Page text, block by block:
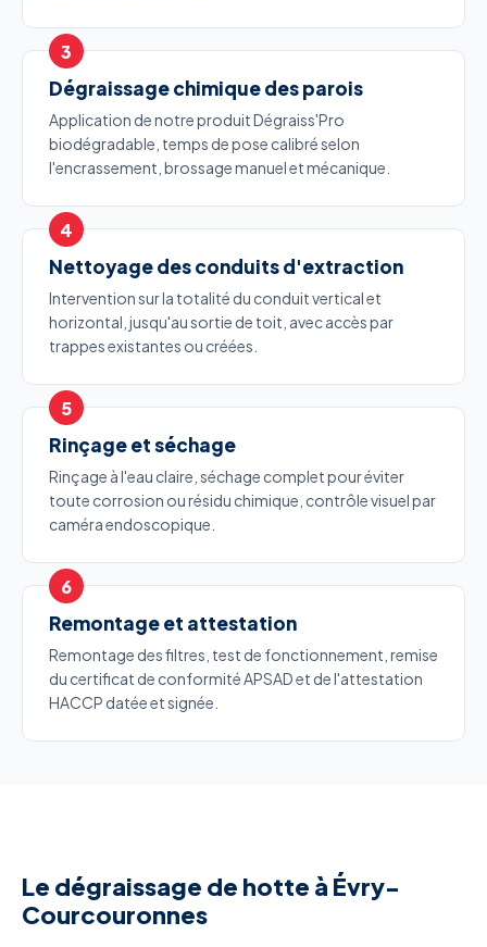
Dégraissage chimique des parois
Application de notre produit Dégraiss'Pro
biodégradable, temps de pose calibré selon
l'encrassement, brossage manuel et mécanique.
Nettoyage des conduits d'extraction
Intervention sur la totalité du conduit vertical et
horizontal, jusqu'au sortie de toit, avec accès par
trappes existantes ou créées.
Rinçage et séchage
Rinçage à l'eau claire, séchage complet pour éviter
toute corrosion ou résidu chimique, contrôle visuel par
caméra endoscopique.
Remontage et attestation
Remontage des filtres, test de fonctionnement, remise
du certificat de conformité APSAD et de l'attestation
HACCP datée et signée.
Le dégraissage de hotte à Évry-
Courcouronnes